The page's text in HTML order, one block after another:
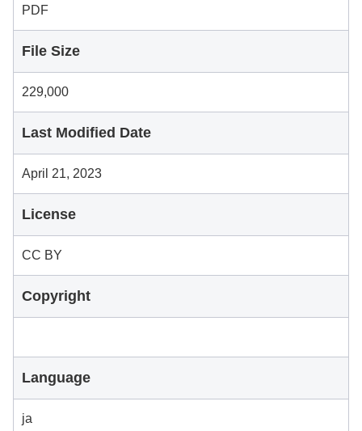
PDF
File Size
229,000
Last Modified Date
April 21, 2023
License
CC BY
Copyright
Language
ja